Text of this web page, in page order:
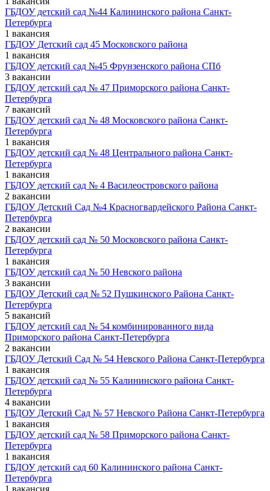
ГБДОУ детский сад №44 Калининского района Санкт-
Петербурга
1 вакансия
ГБДОУ Детский сад 45 Московского района
1 вакансия
ГБДОУ детский сад №45 Фрунзенского района СПб
3 вакансии
ГБДОУ детский сад № 47 Приморского района Санкт-
Петербурга
7 вакансий
ГБДОУ детский сад № 48 Московского района Санкт-
Петербурга
1 вакансия
ГБДОУ детский сад № 48 Центрального района Санкт-
Петербурга
1 вакансия
ГБДОУ детский сад № 4 Василеостровского района
2 вакансии
ГБДОУ Детский Сад №4 Красногвардейского Района Санкт-
Петербурга
2 вакансии
ГБДОУ детский сад № 50 Московского района Санкт-
Петербурга
1 вакансия
ГБДОУ детский сад № 50 Невского района
3 вакансии
ГБДОУ Детский сад № 52 Пушкинского Района Санкт-
Петербурга
5 вакансий
ГБДОУ детский сад № 54 комбинированного вида
Приморского района Санкт-Петербурга
2 вакансии
ГБДОУ Детский Сад № 54 Невского Района Санкт-Петербурга
1 вакансия
ГБДОУ детский сад № 55 Калининского района Санкт-
Петербурга
4 вакансии
ГБДОУ Детский Сад № 57 Невского Района Санкт-Петербурга
1 вакансия
ГБДОУ детский сад № 58 Приморского района Санкт-
Петербурга
1 вакансия
ГБДОУ детский сад 60 Калининского района Санкт-
Петербурга
1 вакансия